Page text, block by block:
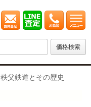
秩父鉄道とその歴史